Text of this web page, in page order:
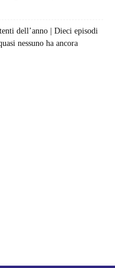
dell’anno | Dieci episodi
nessuno ha ancora